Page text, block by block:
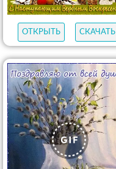
ОТКРЫТЬ
СКАЧАТЬ